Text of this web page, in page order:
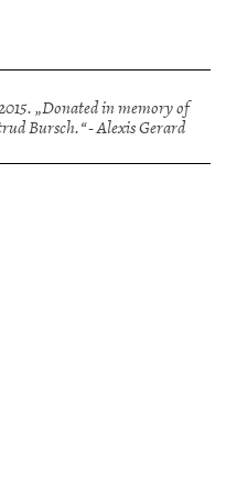
„Donated in memory of
Bursch.“ - Alexis Gerard